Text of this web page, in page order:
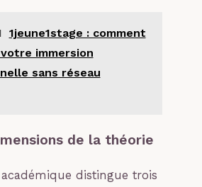
1jeune1stage : comment
immersion
sans réseau
de la théorie
distingue trois